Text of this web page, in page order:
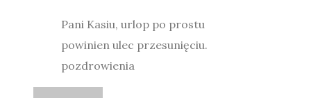
Pani Kasiu, urlop po prostu
powinien ulec przesunięciu.
pozdrowienia